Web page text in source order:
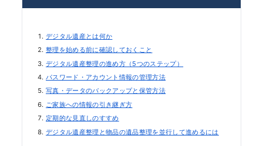
デジタル遺産とは何か
整理を始める前に確認しておくこと
デジタル遺産整理の進め方（5つのステップ）
パスワード・アカウント情報の管理方法
写真・データのバックアップと保管方法
ご家族への情報の引き継ぎ方
定期的な見直しのすすめ
デジタル遺産整理と物品の遺品整理を並行して進めるには